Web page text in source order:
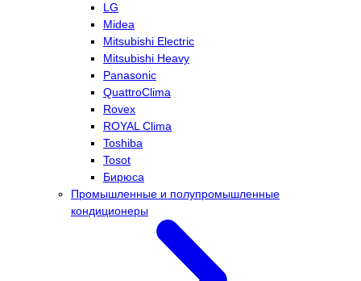
LG
Midea
Mitsubishi Electric
Mitsubishi Heavy
Panasonic
QuattroClima
Rovex
ROYAL Clima
Toshiba
Tosot
Бирюса
Промышленные и полупромышленные
кондиционеры